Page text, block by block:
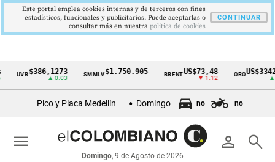
Cintillo
económicos
Colombia
▲ 0.03
SMMLV $1.750.905 BRENT US$73,48
▼ 1.12
OROUS$3342,60
▲ 8.20
Pico y Placa Medellín Domingo no no
person search
Domingo, 9 de Agosto de 2026
menu
Este portal emplea cookies internas y de terceros con fines
estadísticos, funcionales y publicitarios. Puede aceptarlas o
consultar más en nuestra politica de cookies
CONTINUAR